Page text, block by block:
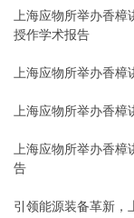
上海应物所举办香樟
授作学术报告
上海应物所举办香
上海应物所举办香
上海应物所举办香樟
告
引领能源装备革新，